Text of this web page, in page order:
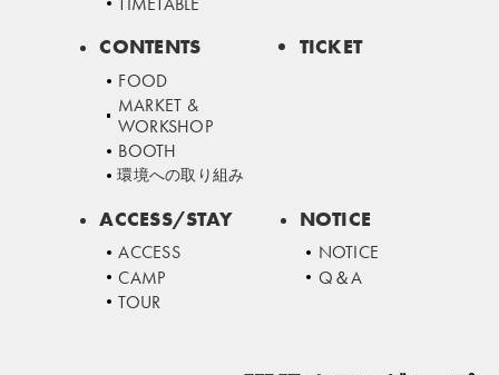
CONTENTS
FOOD
MARKET &
WORKSHOP
BOOTH
環境への取り組み
TICKET
ACCESS/STAY
ACCESS
CAMP
TOUR
NOTICE
NOTICE
Q＆A